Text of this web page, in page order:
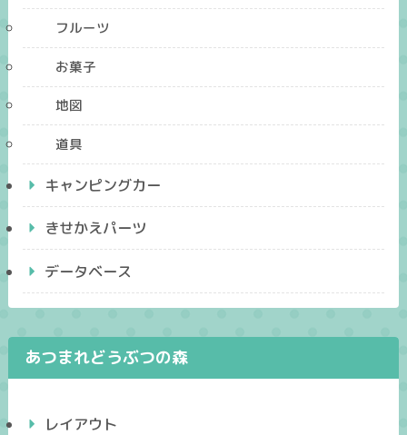
フルーツ
お菓子
地図
道具
キャンピングカー
きせかえパーツ
データベース
あつまれどうぶつの森
レイアウト